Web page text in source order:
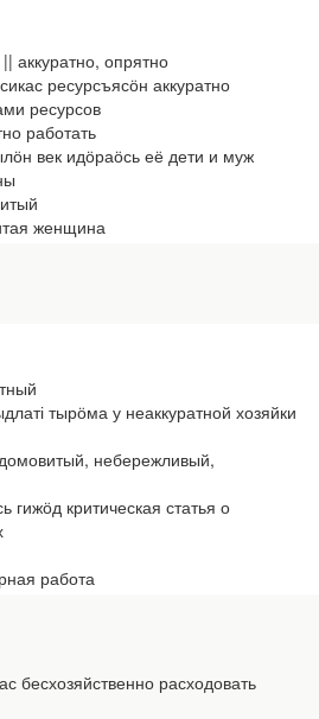
аккуратно, опрятно
ресурсъясӧн аккуратно
ресурсов
работать
век идӧраӧсь её дети и муж
женщина
тырӧма у неаккуратной хозяйки
небережливый,
критическая статья о
работа
бесхозяйственно расходовать